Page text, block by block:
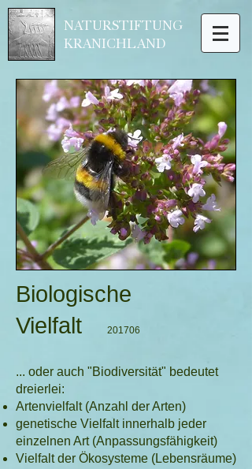
NATURSTIFTUNG
KRANICHLAND
Biologische
Vielfalt
201706
... oder auch "Biodiversität" bedeutet
dreierlei:
Artenvielfalt (Anzahl der Arten)
genetische Vielfalt innerhalb jeder
einzelnen Art (Anpassungsfähigkeit)
Vielfalt der Ökosysteme (Lebensräume)